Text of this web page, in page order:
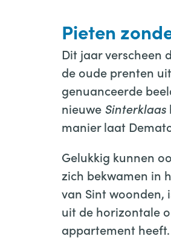
Pieten
Dit jaar verscheen
de oude prenten
genuanceerde
nieuwe Sinterklaas
manier laat
Gelukkig kunnen
zich bekwamen in
van Sint woonden,
uit de horizontale
appartement